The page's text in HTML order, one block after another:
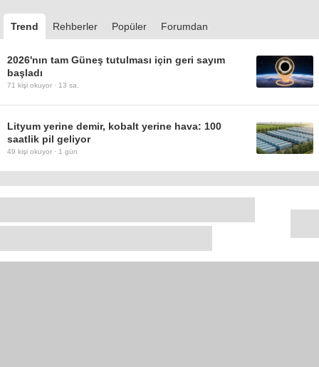
Trend Rehberler Popüler Forumdan
2026'nın tam Güneş tutulması için geri sayım
başladı
71 kişi okuyor · 13 sa.
Lityum yerine demir, kobalt yerine hava: 100
saatlik pil geliyor
49 kişi okuyor · 1 gün